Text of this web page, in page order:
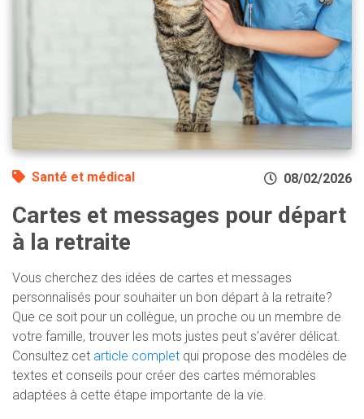
Santé et médical 08/02/2026
Cartes et messages pour départ
à la retraite
Vous cherchez des idées de cartes et messages
personnalisés pour souhaiter un bon départ à la retraite?
Que ce soit pour un collègue, un proche ou un membre de
votre famille, trouver les mots justes peut s'avérer délicat.
Consultez cet article complet qui propose des modèles de
textes et conseils pour créer des cartes mémorables
adaptées à cette étape importante de la vie.